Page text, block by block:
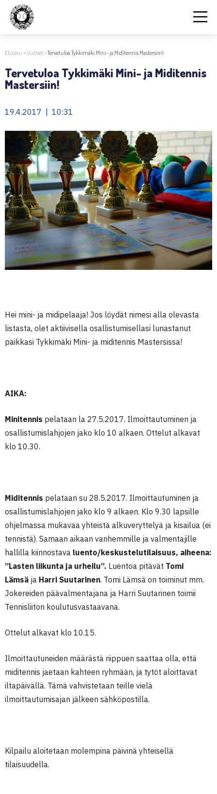
Etusivu > Uutiset>Tervetuloa Tykkimäki Mini- ja Miditennis Mastersiin!
Tervetuloa Tykkimäki Mini- ja Miditennis
Mastersiin!
19.4.2017 | 10:31
Hei mini- ja midipelaaja! Jos löydät nimesi alla olevasta
listasta, olet aktiivisella osallistumisellasi lunastanut
paikkasi Tykkimäki Mini- ja miditennis Mastersissa!
AIKA:
Minitennis pelataan la 27.5.2017. Ilmoittautuminen ja
osallistumislahjojen jako klo 10 alkaen. Ottelut alkavat
klo 10.30.
Miditennis pelataan su 28.5.2017. Ilmoittautuminen ja
osallistumislahjojen jako klo 9 alkaen. Klo 9.30 lapsille
ohjelmassa mukavaa yhteistä alkuveryttelyä ja kisailua (ei
tennistä). Samaan aikaan vanhemmille ja valmentajille
hallilla kiinnostava luento/keskustelutilaisuus, aiheena:
”Lasten liikunta ja urheilu”. Luentoa pitävät Tomi
Lämsä ja Harri Suutarinen. Tomi Lämsä on toiminut mm.
Jokereiden päävalmentajana ja Harri Suutarinen toimii
Tennisliiton koulutusvastaavana.
Ottelut alkavat klo 10.15.
Ilmoittautuneiden määrästä riippuen saattaa olla, että
miditennis jaetaan kahteen ryhmään, ja tytöt aloittavat
iltapäivällä. Tämä vahvistetaan teille vielä
ilmoittautumisajan jälkeen sähköpostilla.
Kilpailu aloitetaan molempina päivinä yhteisellä
tilaisuudella.